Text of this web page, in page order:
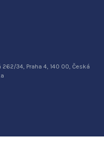
34, Praha 4, 140 00, Česká